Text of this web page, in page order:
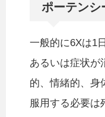
ポーテンシ
一般的に6Xは1
あるいは症状が
的、情緒的、身
服用する必要は